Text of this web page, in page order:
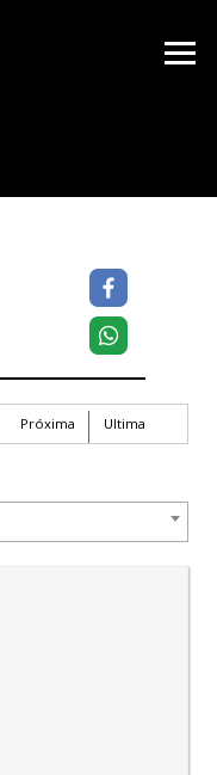
Próxima Ultima